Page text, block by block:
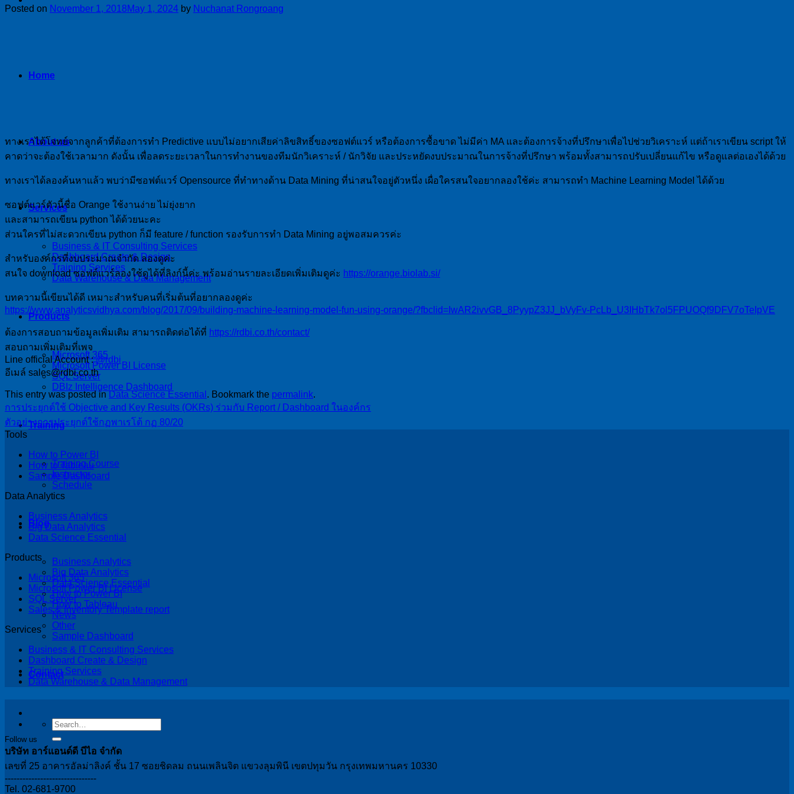
Home
About us
Services
Business & IT Consulting Services
Dashboard Create & Design
Training Services
Data Warehouse & Data Management
Products
Microsoft 365
Microsoft Power BI License
SQL Server
DBIz Intelligence Dashboard
Training
Training Course
Instructor
Schedule
Blog
Business Analytics
Big Data Analytics
Data Science Essential
How to Power BI
How to Tableau
News
Other
Sample Dashboard
Contact
Posted on November 1, 2018May 1, 2024 by Nuchanat Rongroang
ทางเราได้โจทย์จากลูกค้าที่ต้องการทำ Predictive แบบไม่อยากเสียค่าลิขสิทธิ์ของซอฟต์แวร์ หรือต้องการซื้อขาด ไม่มีค่า MA และต้องการจ้างที่ปรึกษาเพื่อไปช่วยวิเคราะห์ แต่ถ้าเราเขียน script ให้
คาดว่าจะต้องใช้เวลามาก ดังนั้น เพื่อลดระยะเวลาในการทำงานของทีมนักวิเคราะห์ / นักวิจัย และประหยัดงบประมาณในการจ้างที่ปรึกษา พร้อมทั้งสามารถปรับเปลี่ยนแก้ไข หรือดูแลต่อเองได้ด้วย
ทางเราได้ลองค้นหาแล้ว พบว่ามีซอฟต์แวร์ Opensource ที่ทำทางด้าน Data Mining ที่น่าสนใจอยู่ตัวหนึ่ง เผื่อใครสนใจอยากลองใช้ค่ะ สามารถทำ Machine Learning Model ได้ด้วย
ซอฟต์แวร์ตัวนี้ชื่อ Orange ใช้งานง่าย ไม่ยุ่งยาก
และสามารถเขียน python ได้ด้วยนะคะ
ส่วนใครที่ไม่สะดวกเขียน python ก็มี feature / function รองรับการทำ Data Mining อยู่พอสมควรค่ะ
สำหรับองค์กรที่งบประมาณจำกัด ลองดูค่ะ
สนใจ download ซอฟต์แวร์ลองใช้ดูได้ที่ลิงก์นี้ค่ะ พร้อมอ่านรายละเอียดเพิ่มเติมดูค่ะ https://orange.biolab.si/
บทความนี้เขียนได้ดี เหมาะสำหรับคนที่เริ่มต้นที่อยากลองดูค่ะ
https://www.analyticsvidhya.com/blog/2017/09/building-machine-learning-model-fun-using-orange/?fbclid=IwAR2ivvGB_8PyypZ3JJ_bVyFv-PcLb_U3IHbTk7ol5FPUOQf9DFV7oTeIpVE
ต้องการสอบถามข้อมูลเพิ่มเติม สามารถติดต่อได้ที่ https://rdbi.co.th/contact/
สอบถามเพิ่มเติมที่เพจ
Line official Account :@rdbi
อีเมล์ sales@rdbi.co.th
This entry was posted inData Science Essential . Bookmark the permalink.
การประยุกต์ใช้ Objective and Key Results (OKRs) ร่วมกับ Report / Dashboard ในองค์กร
ตัวอย่างการประยุกต์ใช้กฏพาเรโต้ กฏ 80/20
Tools
How to Power BI
How to Tableau
Sample Dashboard
Data Analytics
Business Analytics
Big Data Analytics
Data Science Essential
Products
Microsoft 365
Microsoft Power BI License
SQL Server
Sales & Inventory Template report
Services
Business & IT Consulting Services
Dashboard Create & Design
Training Services
Data Warehouse & Data Management
Follow us
บริษัท อาร์แอนด์ดี บีไอ จำกัด
เลขที่ 25 อาคารอัลม่าลิงค์ ชั้น 17 ซอยชิดลม ถนนเพลินจิต แขวงลุมพินี เขตปทุมวัน กรุงเทพมหานคร 10330
-------------------------------
Tel. 02-681-9700